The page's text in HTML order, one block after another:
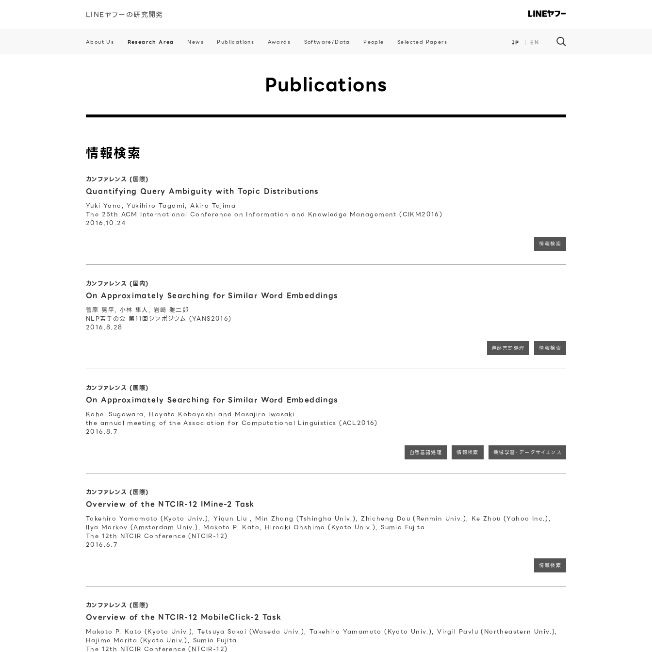
LINEヤフーの研究開発
About Us Research Area News Publications Awards Software/Data People Selected Papers JP EN
Publications
情報検索
カンファレンス (国際)
Quantifying Query Ambiguity with Topic Distributions
Yuki Yano, Yukihiro Tagami, Akira Tajima
The 25th ACM International Conference on Information and Knowledge Management (CIKM2016)
2016.10.24
情報検索
カンファレンス (国内)
On Approximately Searching for Similar Word Embeddings
菅原 晃平, 小林 隼人, 岩崎 雅二郎
NLP若手の会 第11回シンポジウム (YANS2016)
2016.8.28
自然言語処理 情報検索
カンファレンス (国際)
On Approximately Searching for Similar Word Embeddings
Kohei Sugawara, Hayato Kobayashi and Masajiro Iwasaki
the annual meeting of the Association for Computational Linguistics (ACL2016)
2016.8.7
自然言語処理 情報検索 機械学習・データサイエンス
カンファレンス (国際)
Overview of the NTCIR-12 IMine-2 Task
Takehiro Yamamoto (Kyoto Univ.), Yiqun Liu , Min Zhang (Tshingha Univ.), Zhicheng Dou (Renmin Univ.), Ke Zhou (Yahoo Inc.),
Ilya Markov (Amsterdam Univ.), Makoto P. Kato, Hiroaki Ohshima (Kyoto Univ.), Sumio Fujita
The 12th NTCIR Conference (NTCIR-12)
2016.6.7
情報検索
カンファレンス (国際)
Overview of the NTCIR-12 MobileClick-2 Task
Makoto P. Kato (Kyoto Univ.), Tetsuya Sakai (Waseda Univ.), Takehiro Yamamoto (Kyoto Univ.), Virgil Pavlu (Northeastern Univ.),
Hajime Morita (Kyoto Univ.), Sumio Fujita
The 12th NTCIR Conference (NTCIR-12)